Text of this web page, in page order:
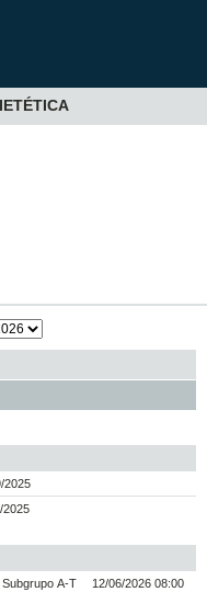
2025
2025
Subgrupo A-T
12/06/2026 08:00